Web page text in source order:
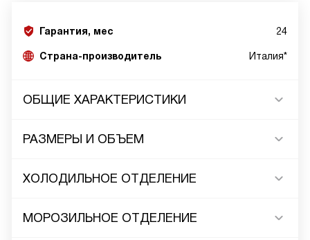
Гарантия, мес 24
Страна-производитель Италия*
ОБЩИЕ ХАРАКТЕРИСТИКИ
РАЗМЕРЫ И ОБЪЕМ
ХОЛОДИЛЬНОЕ ОТДЕЛЕНИЕ
МОРОЗИЛЬНОЕ ОТДЕЛЕНИЕ